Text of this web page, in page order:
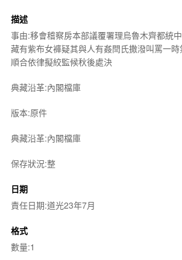
描述
事由:移會稽察房本部議覆署理烏魯木齊都統
藏有紫布女褲疑其與人有姦閆氏撒潑叫罵一
順合依律擬絞監候秋後處決
典藏沿革:內閣檔庫
版本:原件
典藏沿革:內閣檔庫
保存狀況:整
日期
責任日期:道光23年7月
格式
數量:1